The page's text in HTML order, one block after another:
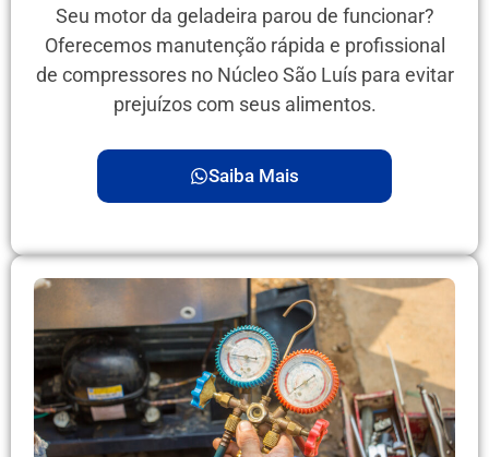
Seu motor da geladeira parou de funcionar?
Oferecemos manutenção rápida e profissional
de compressores no Núcleo São Luís para evitar
prejuízos com seus alimentos.
Saiba Mais